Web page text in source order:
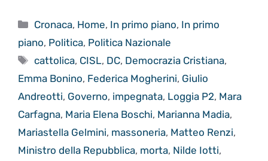
Categorie
Cronaca, Home, In primo piano, In primo
piano, Politica, Politica Nazionale
Tag
cattolica, CISL, DC, Democrazia Cristiana,
Emma Bonino, Federica Mogherini, Giulio
Andreotti, Governo, impegnata, Loggia P2, Mara
Carfagna, Maria Elena Boschi, Marianna Madia,
Mariastella Gelmini, massoneria, Matteo Renzi,
Ministro della Repubblica, morta, Nilde Iotti,